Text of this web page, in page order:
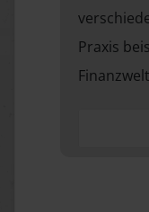
Praxis